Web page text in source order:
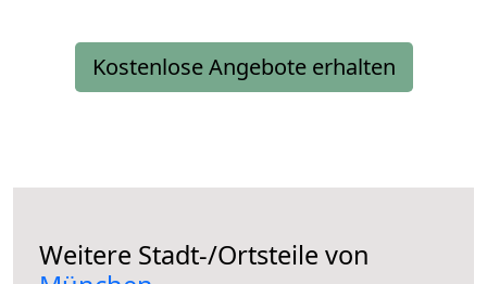
Kostenlose Angebote erhalten
Weitere Stadt-/Ortsteile von